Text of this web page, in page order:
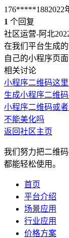
176*****1882022
1 个回复
社区运营-阿北
在我们平台生成
自己的小程序页
相关讨论
小程序二维码这
生成小程序二维
小程序二维码或
不能美化吗
返回社区主页
我们努力把二维
都能轻松使用。
首页
平台介绍
场景应用
行业应用
价格方案